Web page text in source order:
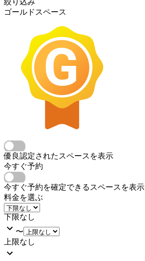
ゴールドスペース
優良認定されたスペースを表示
今すぐ予約
今すぐ予約を確定できるスペースを表示
料金を選ぶ
下限なし
〜
上限なし